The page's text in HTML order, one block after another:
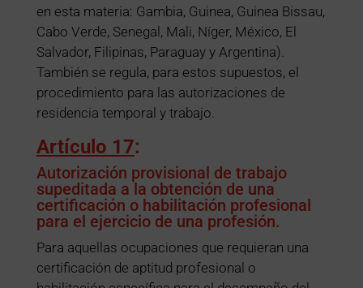
en esta materia: Gambia, Guinea, Guinea Bissau,
Cabo Verde, Senegal, Mali, Níger, México, El
Salvador, Filipinas, Paraguay y Argentina).
También se regula, para estos supuestos, el
procedimiento para las autorizaciones de
residencia temporal y trabajo.
Artículo 17:
Autorización provisional de trabajo
supeditada a la obtención de una
certificación o habilitación profesional
para el ejercicio de una profesión.
Para aquellas ocupaciones que requieran una
certificación de aptitud profesional o